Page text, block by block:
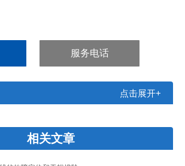
服务电话
点击展开+
相关文章